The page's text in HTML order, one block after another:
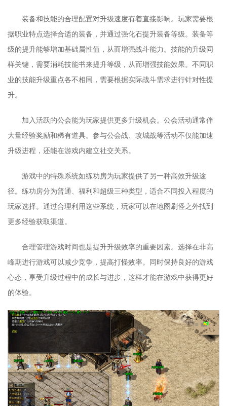
装备和技能的合理配置对升级速度有着直接影响。玩家需要根
据职业特点选择合适的装备，并通过强化石提升装备等级。装备等
级的提升能够增加基础属性值，从而增强战斗能力。技能的升级同
样关键，需要消耗技能书来提升等级，从而增强技能效果。不同职
业的技能升级重点各不相同，需要根据实际战斗需求进行针对性提
升。
加入活跃的公会能为玩家提供更多升级机会。公会活动通常伴
大量经验奖励和稀有道具。参与公会战、攻城战等活动不仅能加速
升级进程，还能在游戏内建立社交关系。
游戏中的特殊系统如练功房为玩家提供了另一种高效升级途
径。练功房分为普通、福利和超级三种类型，适合不同投入程度的
玩家选择。通过合理利用这些系统，玩家可以在地图刷怪之外找到
更多经验获取渠道。
合理管理游戏时间也是提升升级效率的重要因素。选择在非高
峰期进行游戏可以减少竞争，提高打怪效率。同时保持良好的游戏
心态，享受升级过程中的成长与进步，这样才能在游戏中获得更好
的体验。